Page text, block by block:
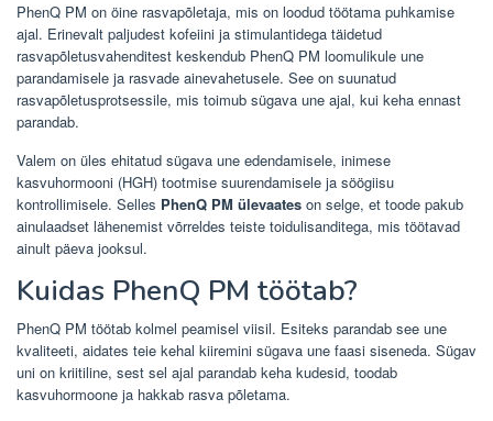
PhenQ PM on öine rasvapõletaja, mis on loodud töötama puhkamise
ajal. Erinevalt paljudest kofeiini ja stimulantidega täidetud
rasvapõletusvahenditest keskendub PhenQ PM loomulikule une
parandamisele ja rasvade ainevahetusele. See on suunatud
rasvapõletusprotsessile, mis toimub sügava une ajal, kui keha ennast
parandab.
Valem on üles ehitatud sügava une edendamisele, inimese
kasvuhormooni (HGH) tootmise suurendamisele ja söögiisu
kontrollimisele. Selles PhenQ PM ülevaates on selge, et toode pakub
ainulaadset lähenemist võrreldes teiste toidulisanditega, mis töötavad
ainult päeva jooksul.
Kuidas PhenQ PM töötab?
PhenQ PM töötab kolmel peamisel viisil. Esiteks parandab see une
kvaliteeti, aidates teie kehal kiiremini sügava une faasi siseneda. Sügav
uni on kriitiline, sest sel ajal parandab keha kudesid, toodab
kasvuhormoone ja hakkab rasva põletama.